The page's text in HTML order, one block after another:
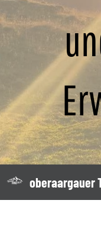
oberaargauer